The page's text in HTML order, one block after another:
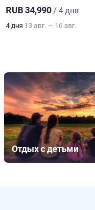
RUB 34,990 / 4 дня
4 дня 13 авг. — 16 авг.
Отдых с детьми